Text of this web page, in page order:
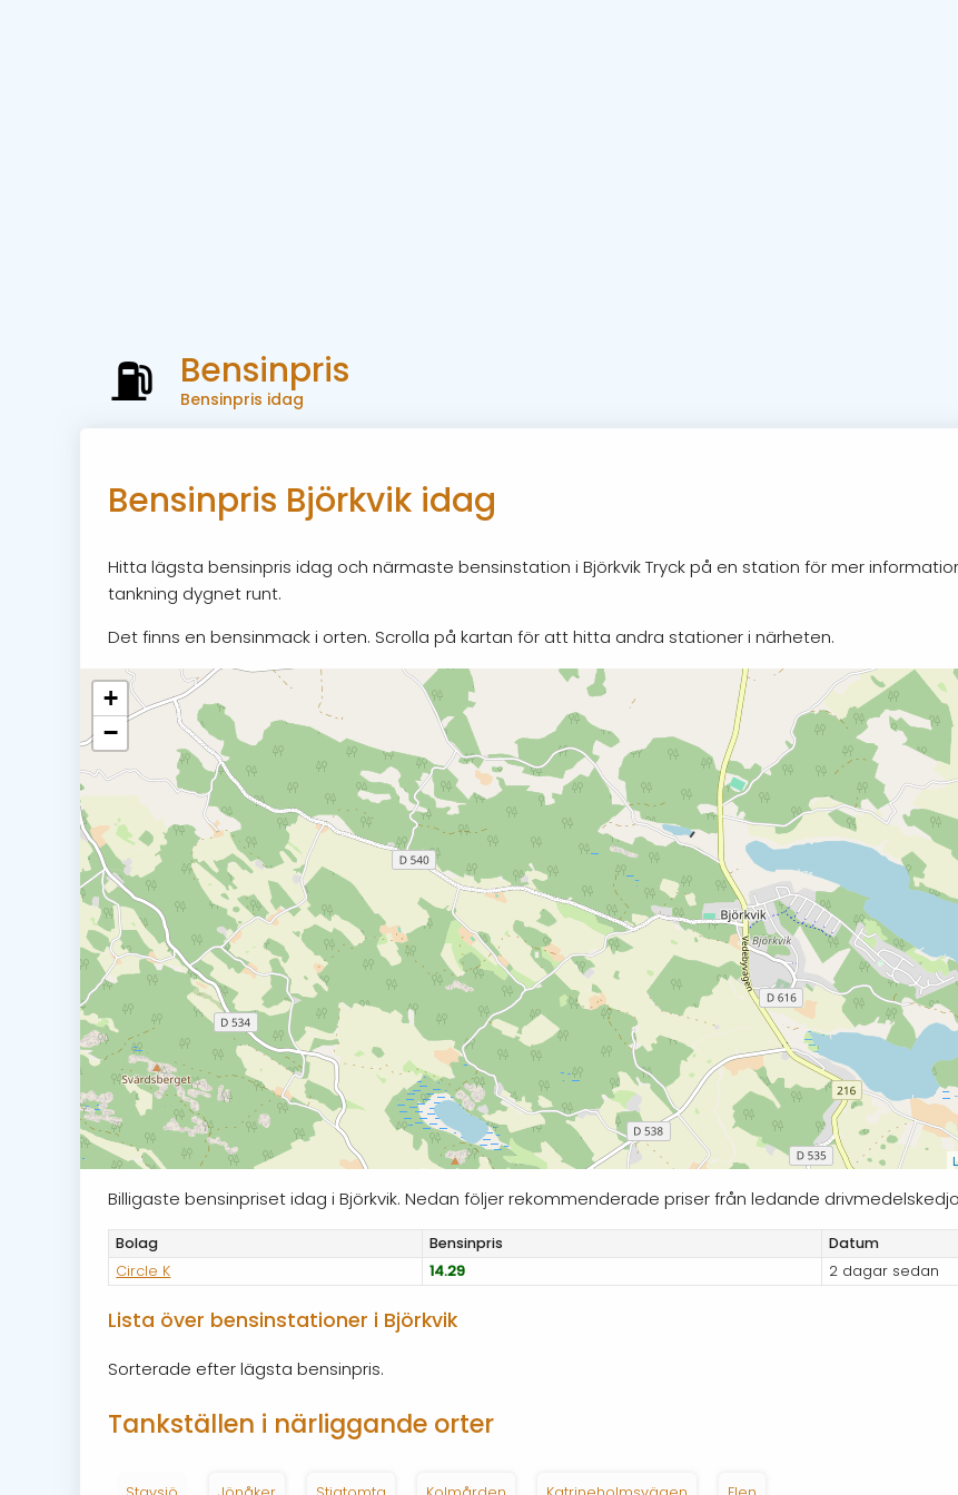
Bensinpris
Bensinpris idag
Bensinpris Björkvik idag
Hitta lägsta bensinpris idag och närmaste bensinstation i Björkvik Tryck på en station för mer
tankning dygnet runt.
Det finns en bensinmack i orten. Scrolla på kartan för att hitta andra stationer i närheten.
+
−
Billigaste bensinpriset idag i Björkvik. Nedan följer rekommenderade priser från ledande
Bolag Bensinpris
Datum
Circle K
14.29 2 dagar sedan
Lista över bensinstationer i Björkvik
Sorterade efter lägsta bensinpris.
Tankställen i närliggande orter